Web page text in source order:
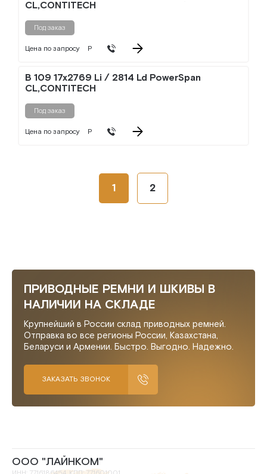
CL,CONTITECH
Под заказ
Цена по запросу Р
B 109 17x2769 Li / 2814 Ld PowerSpan
CL,CONTITECH
Под заказ
Цена по запросу Р
1 2
ПРИВОДНЫЕ РЕМНИ И ШКИВЫ В
НАЛИЧИИ НА СКЛАДЕ
Крупнейший в России склад приводных ремней.
Отправка во все регионы России, Казахстана,
Беларуси и Армении. Быстро. Выгодно. Надежно.
ЗАКАЗАТЬ ЗВОНОК
ООО "ЛАЙНКОМ"